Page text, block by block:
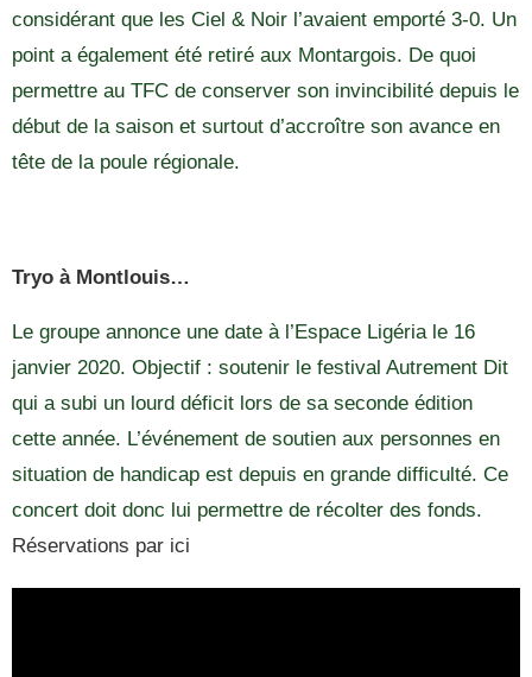
considérant que les Ciel & Noir l’avaient emporté 3-0. Un
point a également été retiré aux Montargois. De quoi
permettre au TFC de conserver son invincibilité depuis le
début de la saison et surtout d’accroître son avance en
tête de la poule régionale.
Tryo à Montlouis…
Le groupe annonce une date à l’Espace Ligéria le 16
janvier 2020. Objectif : soutenir le festival Autrement Dit
qui a subi un lourd déficit lors de sa seconde édition
cette année. L’événement de soutien aux personnes en
situation de handicap est depuis en grande difficulté. Ce
concert doit donc lui permettre de récolter des fonds.
Réservations par ici